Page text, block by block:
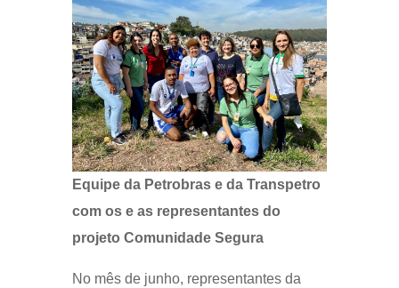
Equipe da Petrobras e da Transpetro
com os e as representantes do
projeto Comunidade Segura
No mês de junho, representantes da